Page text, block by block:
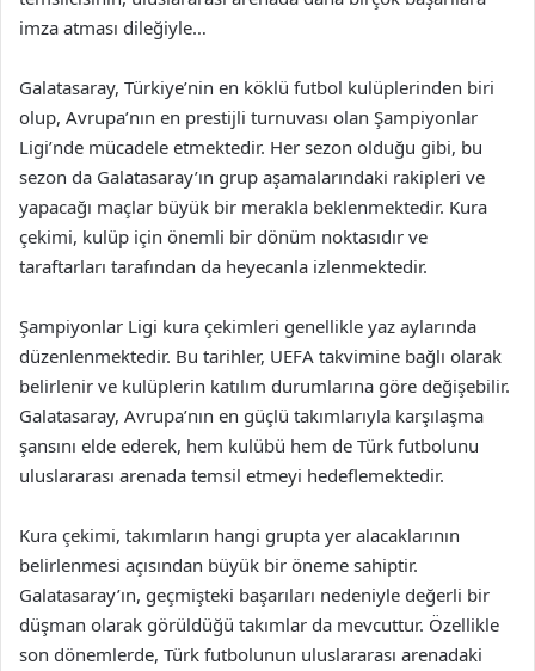
imza atması dileğiyle…
Galatasaray, Türkiye’nin en köklü futbol kulüplerinden biri
olup, Avrupa’nın en prestijli turnuvası olan Şampiyonlar
Ligi’nde mücadele etmektedir. Her sezon olduğu gibi, bu
sezon da Galatasaray’ın grup aşamalarındaki rakipleri ve
yapacağı maçlar büyük bir merakla beklenmektedir. Kura
çekimi, kulüp için önemli bir dönüm noktasıdır ve
taraftarları tarafından da heyecanla izlenmektedir.
Şampiyonlar Ligi kura çekimleri genellikle yaz aylarında
düzenlenmektedir. Bu tarihler, UEFA takvimine bağlı olarak
belirlenir ve kulüplerin katılım durumlarına göre değişebilir.
Galatasaray, Avrupa’nın en güçlü takımlarıyla karşılaşma
şansını elde ederek, hem kulübü hem de Türk futbolunu
uluslararası arenada temsil etmeyi hedeflemektedir.
Kura çekimi, takımların hangi grupta yer alacaklarının
belirlenmesi açısından büyük bir öneme sahiptir.
Galatasaray’ın, geçmişteki başarıları nedeniyle değerli bir
düşman olarak görüldüğü takımlar da mevcuttur. Özellikle
son dönemlerde, Türk futbolunun uluslararası arenadaki